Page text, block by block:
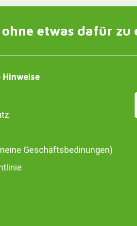
ohne etwas dafür zu
Hinweise
Geschäftsbedinungen)